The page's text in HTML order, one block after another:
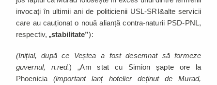
invocați în ultimii ani de politicienii USL-SRI&alte servicii
care au cauționat o nouă alianță contra-naturii PSD-PNL,
respectiv, „stabilitate”):
(Inițial, după ce Veștea a fost desemnat să formeze
guvernul, n.red.) „Am stat cu Simion șapte ore la
Phoenicia (important lanț hotelier deținut de Murad,